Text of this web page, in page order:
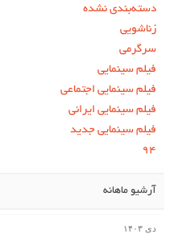
دسته‌بندی نشده
زناشویی
سرگرمی
فیلم سینمایی
فیلم سینمایی اجتماعی
فیلم سینمایی ایرانی
فیلم سینمایی جدید
۹۴
آرشیو ماهانه
دی ۱۴۰۳